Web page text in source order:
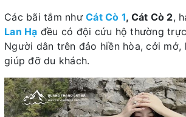
Các bãi tắm như Cát Cò 1, Cát Cò 2,
Lan Hạ đều có đội cứu hộ thường
Người dân trên đảo hiền hòa, cởi mở,
giúp đỡ du khách.